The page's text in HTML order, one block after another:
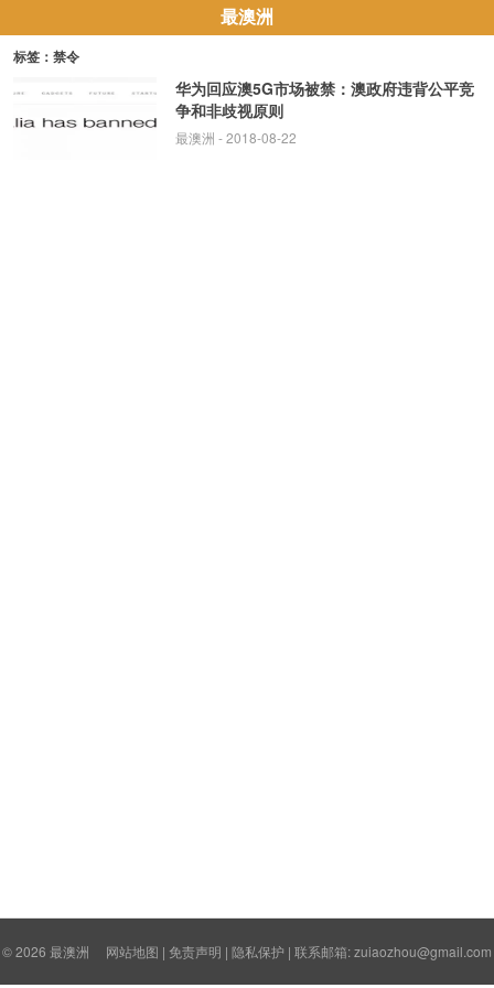
最澳洲
标签：禁令
华为回应澳5G市场被禁：澳政府违背公平竞
争和非歧视原则
最澳洲 - 2018-08-22
© 2026 最澳洲 网站地图 | 免责声明 | 隐私保护 | 联系邮箱: zuiaozhou@gmail.com